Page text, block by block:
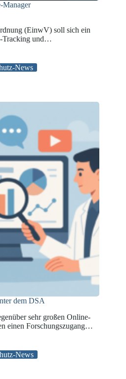
Manager
(EinwV) soll sich ein
Tracking und…
News
dem DSA
sehr großen Online-
einen Forschungszugang…
News